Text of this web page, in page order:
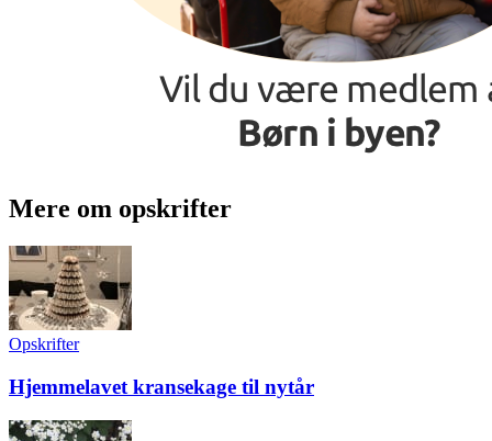
Mere om opskrifter
Opskrifter
Hjemmelavet kransekage til nytår